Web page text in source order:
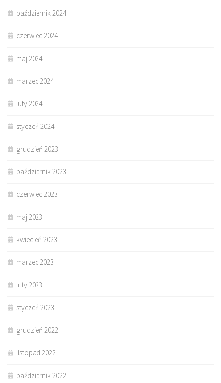
październik 2024
czerwiec 2024
maj 2024
marzec 2024
luty 2024
styczeń 2024
grudzień 2023
październik 2023
czerwiec 2023
maj 2023
kwiecień 2023
marzec 2023
luty 2023
styczeń 2023
grudzień 2022
listopad 2022
październik 2022